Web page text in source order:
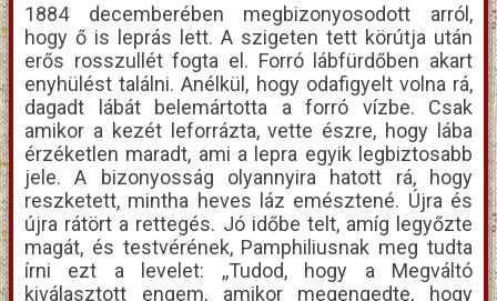
1884 decemberében megbizonyosodott arról,
hogy ő is leprás lett. A szigeten tett körútja után
erős rosszullét fogta el. Forró lábfürdőben akart
enyhülést találni. Anélkül, hogy odafigyelt volna rá,
dagadt lábát belemártotta a forró vízbe. Csak
amikor a kezét leforrázta, vette észre, hogy lába
érzéketlen maradt, ami a lepra egyik legbiztosabb
jele. A bizonyosság olyannyira hatott rá, hogy
reszketett, mintha heves láz emésztené. Újra és
újra rátört a rettegés. Jó időbe telt, amíg legyőzte
magát, és testvérének, Pamphiliusnak meg tudta
írni ezt a levelet: ,,Tudod, hogy a Megváltó
kiválasztott engem, amikor megengedte, hogy